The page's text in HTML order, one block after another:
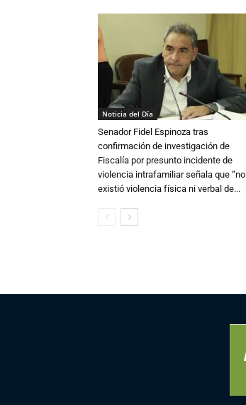
Noticia del Día
Senador Fidel Espinoza tras
confirmación de investigación de
Fiscalía por presunto incidente de
violencia intrafamiliar señala que “no
existió violencia física ni verbal de...